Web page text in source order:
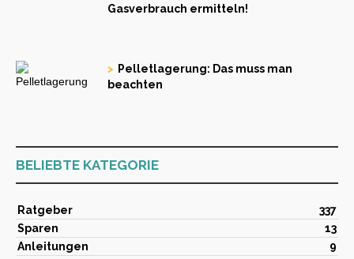
Gasverbrauch ermitteln!
Pelletlagerung: Das muss man
beachten
BELIEBTE KATEGORIE
Ratgeber
337
Sparen
13
Anleitungen
9